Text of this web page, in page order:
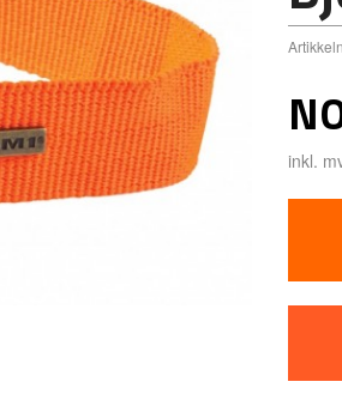
inkl.